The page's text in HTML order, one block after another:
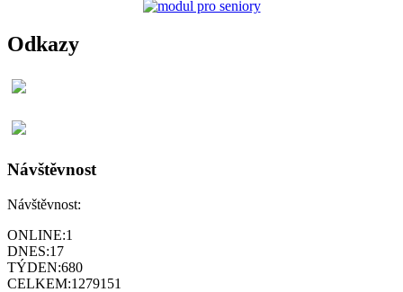
Odkazy
Návštěvnost
Návštěvnost:
ONLINE:1
DNES:17
TÝDEN:680
CELKEM:1279151